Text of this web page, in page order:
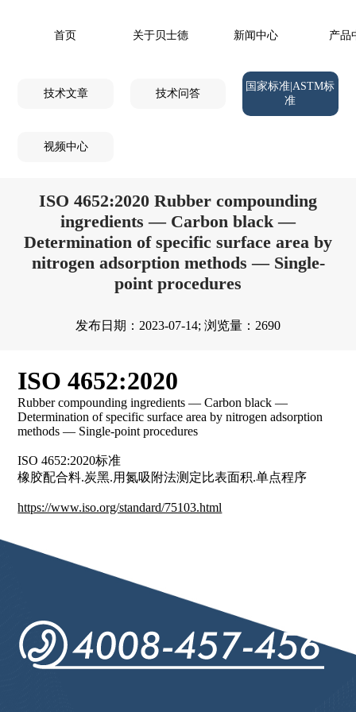
首页 关于贝士德 新闻中心 产品
技术文章 技术问答
国家标准|ASTM标
准
视频中心
ISO 4652:2020 Rubber compounding
ingredients — Carbon black —
Determination of specific surface area by
nitrogen adsorption methods — Single-
point procedures
发布日期：2023-07-14; 浏览量：2690
ISO 4652:2020
Rubber compounding ingredients — Carbon black —
Determination of specific surface area by nitrogen adsorption
methods — Single-point procedures
ISO 4652:2020标准
橡胶配合料.炭黑.用氮吸附法测定比表面积.单点程序
https://www.iso.org/standard/75103.html